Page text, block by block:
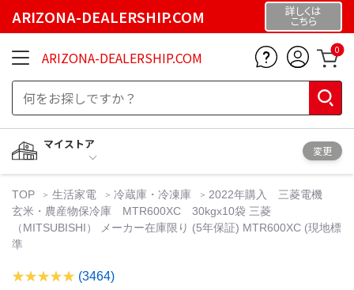
ARIZONA-DEALERSHIP.COM 詳しくは
こちら
ARIZONA-DEALERSHIP.COM 0
マイストア
変更
TOP 生活家電 冷蔵庫・冷凍庫
2022年購入 三菱電機
玄米・農産物保冷庫 MTR600XC 30kgx10袋 三菱
（MITSUBISHI） メーカー在庫限り (5年保証) MTR600XC (現地標
準
(3464)